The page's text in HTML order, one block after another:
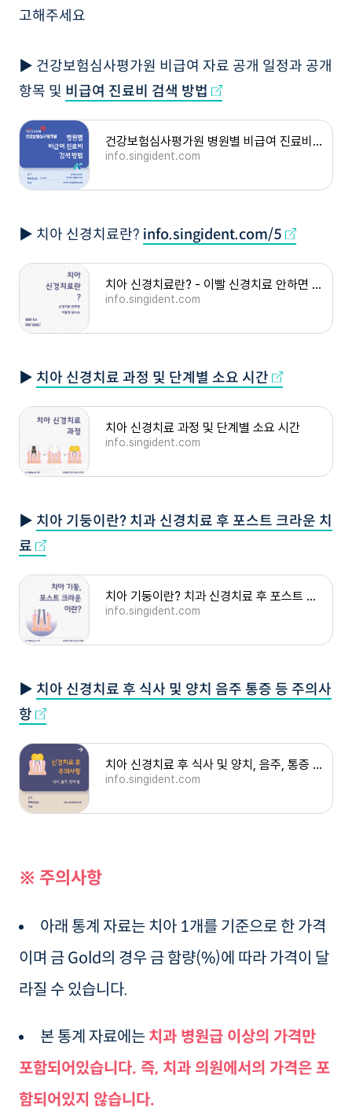
고해주세요
▶ 건강보험심사평가원 비급여 자료 공개 일정과 공개
항목 및 비급여 진료비 검색 방법
건강보험심사평가원 병원별 비급여 진료비 검색 방법
info.singident.com
▶ 치아 신경치료란? info.singident.com/5
치아 신경치료란? - 이빨 신경치료 안하면 어떻게 되나요
info.singident.com
▶ 치아 신경치료 과정 및 단계별 소요 시간
치아 신경치료 과정 및 단계별 소요 시간
info.singident.com
▶ 치아 기둥이란? 치과 신경치료 후 포스트 크라운 치
료
치아 기둥이란? 치과 신경치료 후 포스트 크라운 치료
info.singident.com
▶ 치아 신경치료 후 식사 및 양치 음주 통증 등 주의사
항
치아 신경치료 후 식사 및 양치, 음주, 통증 등 주의사항
info.singident.com
※ 주의사항
아래 통계 자료는 치아 1개를 기준으로 한 가격
이며 금 Gold의 경우 금 함량(%)에 따라 가격이 달
라질 수 있습니다.
본 통계 자료에는 치과 병원급 이상의 가격만
포함되어있습니다. 즉, 치과 의원에서의 가격은 포
함되어있지 않습니다.